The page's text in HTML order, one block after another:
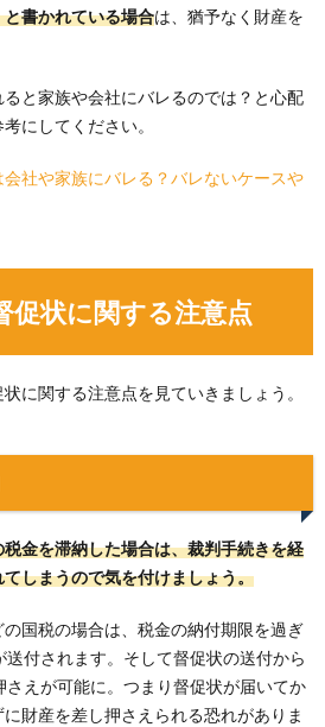
書かれている場合は、猶予なく財産を
と家族や会社にバレるのでは？と心配
にしてください。
会社や家族にバレる？バレないケースや
促状に関する注意点
に関する注意点を見ていきましょう。
金を滞納した場合は、裁判手続きを経
しまうので気を付けましょう。
国税の場合は、税金の納付期限を過ぎ
付されます。そして督促状の送付から
えが可能に。つまり督促状が届いてか
財産を差し押さえられる恐れがありま